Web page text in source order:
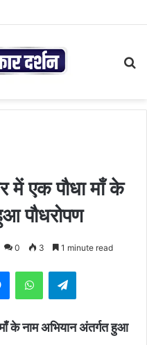
में एक पौधा माँ के
पौधरोपण
0 3 1 minute read
MessengerWhatsAppTelegram
के नाम अभियान अंतर्गत हुआ